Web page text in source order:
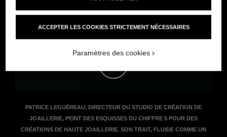
PATRICE LEGUÉREAU, DIRECTEUR DU STUDIO DE CRÉATION DE
JOAILLERIE, PEINT DES ESQUISSES DU CHIFFRE 5 POUR DES
CRÉATIONS DE HAUTE JOAILLERIE. SON TRAIT, FLUIDE COMME UN
ACCEPTER LES COOKIES STRICTEMENT NÉCESSAIRES
Paramètres des cookies